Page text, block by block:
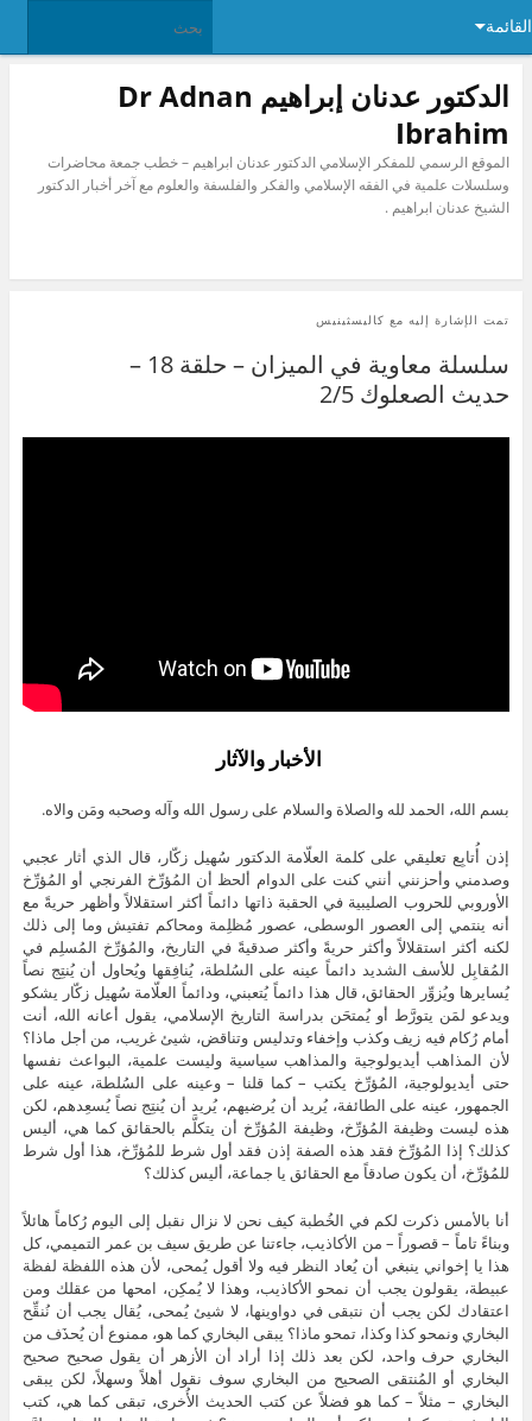
القائمة
الدكتور عدنان إبراهيم Dr Adnan
Ibrahim
الموقع الرسمي للمفكر الإسلامي الدكتور عدنان ابراهيم – خطب جمعة محاضرات
وسلسلات علمية في الفقه الإسلامي والفكر والفلسفة والعلوم مع آخر أخبار الدكتور
الشيخ عدنان ابراهيم .
تمت الإشارة إليه مع كاليسثينيس
سلسلة معاوية في الميزان – حلقة 18 –
حديث الصعلوك 2/5
الأخبار والآثار
بسم الله، الحمد لله والصلاة والسلام على رسول الله وآله وصحبه ومَن والاه.
إذن أُتابِع تعليقي على كلمة العلّامة الدكتور سُهيل زكّار، قال الذي أثار عجبي
وصدمني وأحزنني أنني كنت على الدوام ألحظ أن المُؤرِّخ الفرنجي أو المُؤرِّخ
الأوروبي للحروب الصليبية في الحقبة ذاتها دائماً أكثر استقلالاً وأظهر حريةً مع
أنه ينتمي إلى العصور الوسطى، عصور مُظلِمة ومحاكم تفتيش وما إلى ذلك
لكنه أكثر استقلالاً وأكثر حريةً وأكثر صدقيةً في التاريخ، والمُؤرِّخ المُسلِم في
المُقابِل للأسف الشديد دائماً عينه على السُلطة، يُنافِقها ويُحاول أن يُنتِج نصاً
يُسايرها ويُزوِّر الحقائق، قال هذا دائماً يُتعبني، ودائماً العلّامة سُهيل زكّار يشكو
ويدعو لمَن يتورَّط أو يُمتحَن بدراسة التاريخ الإسلامي، يقول أعانه الله، أنت
أمام رُكام فيه زيف وكذب وإخفاء وتدليس وتناقض، شيئ غريب، من أجل ماذا؟
لأن المذاهب أيديولوجية والمذاهب سياسية وليست علمية، البواعث نفسها
حتى أيديولوجية، المُؤرِّخ يكتب – كما قلنا – وعينه على السُلطة، عينه على
الجمهور، عينه على الطائفة، يُريد أن يُرضيهم، يُريد أن يُنتِج نصاً يُسعِدهم، لكن
هذه ليست وظيفة المُؤرِّخ، وظيفة المُؤرِّخ أن يتكلَّم بالحقائق كما هي، أليس
كذلك؟ إذا المُؤرِّخ فقد هذه الصفة إذن فقد أول شرط للمُؤرِّخ، هذا أول شرط
للمُؤرِّخ، أن يكون صادقاً مع الحقائق يا جماعة، أليس كذلك؟
أنا بالأمس ذكرت لكم في الخُطبة كيف نحن لا نزال نقبل إلى اليوم رُكاماً هائلاً
وبناءً تاماً – قصوراً – من الأكاذيب، جاءتنا عن طريق سيف بن عمر التميمي، كل
هذا يا إخواني ينبغي أن يُعاد النظر فيه ولا أقول يُمحى، لأن هذه اللفظة لفظة
عبيطة، يقولون يجب أن نمحو الأكاذيب، وهذا لا يُمكِن، امحها من عقلك ومن
اعتقادك لكن يجب أن نتبقى في دواوينها، لا شيئ يُمحى، يُقال يجب أن نُنقِّح
البخاري ونمحو كذا وكذا، تمحو ماذا؟ يبقى البخاري كما هو، ممنوع أن يُحذَف من
البخاري حرف واحد، لكن بعد ذلك إذا أراد أن الأزهر أن يقول صحيح صحيح
البخاري أو المُنتقى الصحيح من البخاري سوف نقول أهلاً وسهلاً، لكن يبقى
البخاري – مثلاً – كما هو فضلاً عن كتب الحديث الأُخرى، تبقى كما هي، كتب